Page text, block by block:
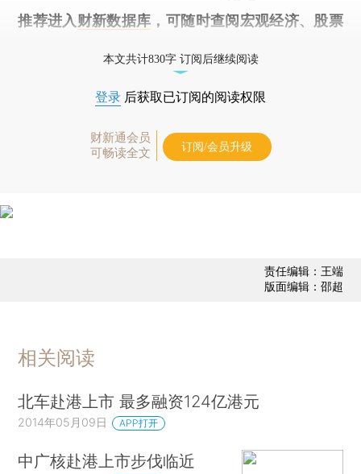
推荐进入 财新数据库 ，可随时查阅宏观经济、股票
本文共计830字 订阅后继续阅读
登录 后获取已订阅的阅读权限
财新通会员
可畅读全文
订阅/会员升级
责任编辑：王端
版面编辑：邵超
相关阅读
北车赴港上市 最多融资124亿港元
2014年05月09日 APP打开
中广核赴港上市步伐临近